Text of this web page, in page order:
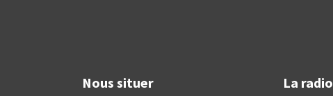
Nous situer La radio